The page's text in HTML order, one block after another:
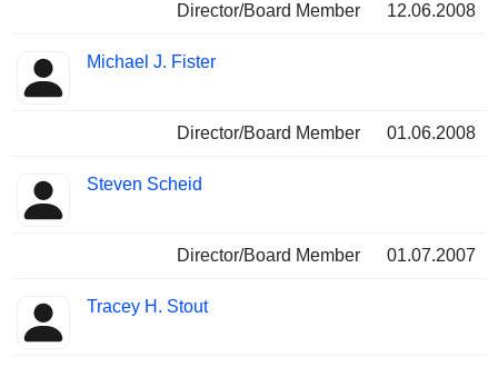
Director/Board Member 12.06.2008
Michael J. Fister
Director/Board Member 01.06.2008
Steven Scheid
Director/Board Member 01.07.2007
Tracey H. Stout